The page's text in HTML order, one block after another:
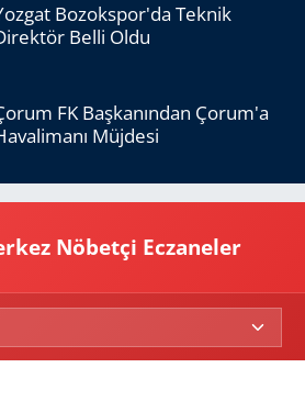
Bozokspor'da Teknik
Belli Oldu
FK Başkanından Çorum'a
Müjdesi
Nöbetçi Eczaneler